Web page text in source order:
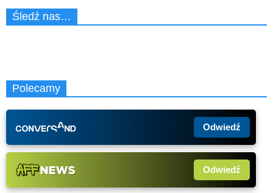
Śledź nas…
Polecamy
Odwiedź
Odwiedź